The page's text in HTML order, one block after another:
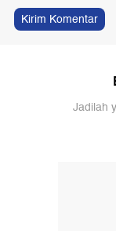
Kirim Komentar
Jadilah